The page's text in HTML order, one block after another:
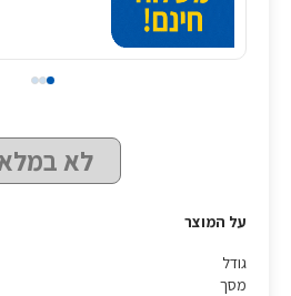
לא במלאי
על המוצר
גודל
מסך